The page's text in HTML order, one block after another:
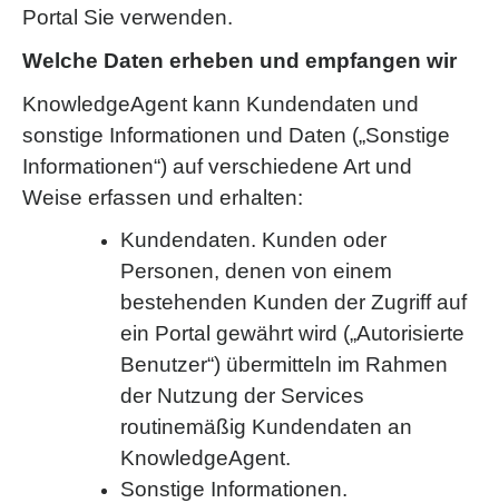
Portal Sie verwenden.
Welche Daten erheben und empfangen wir
KnowledgeAgent kann Kundendaten und
sonstige Informationen und Daten („Sonstige
Informationen“) auf verschiedene Art und
Weise erfassen und erhalten:
Kundendaten. Kunden oder
Personen, denen von einem
bestehenden Kunden der Zugriff auf
ein Portal gewährt wird („Autorisierte
Benutzer“) übermitteln im Rahmen
der Nutzung der Services
routinemäßig Kundendaten an
KnowledgeAgent.
Sonstige Informationen.